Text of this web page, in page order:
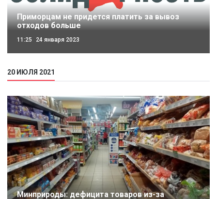
Приморцам не придется платить за вывоз
отходов больше
11:25 24 января 2023
20 ИЮЛЯ 2021
Минприроды: дефицита товаров из-за